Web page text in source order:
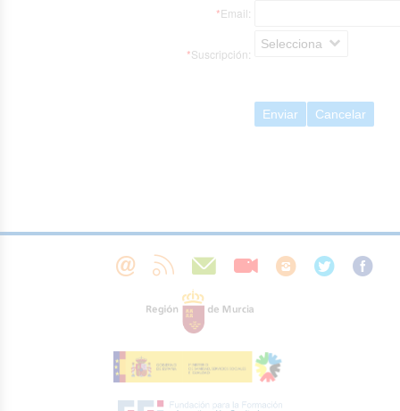
*Email:
*Suscripción:
Selecciona
Enviar Cancelar